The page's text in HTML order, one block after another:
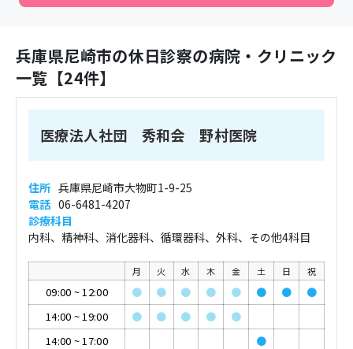
兵庫県尼崎市の休日診察の病院・クリニック
一覧【24件】
医療法人社団 秀和会 野村医院
住所 兵庫県尼崎市大物町1-9-25
電話 06-6481-4207
診療科目
内科、精神科、消化器科、循環器科、外科、その他4科目
月 火 水 木 金 土 日 祝
09:00 ~12:00 ● ● ● ● ● ● ●
●
14:00 ~19:00 ● ● ● ●
●
14:00 ~17:00 ●